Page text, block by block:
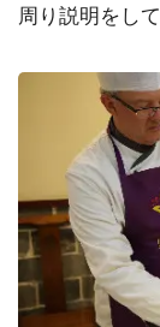
周り説明をし